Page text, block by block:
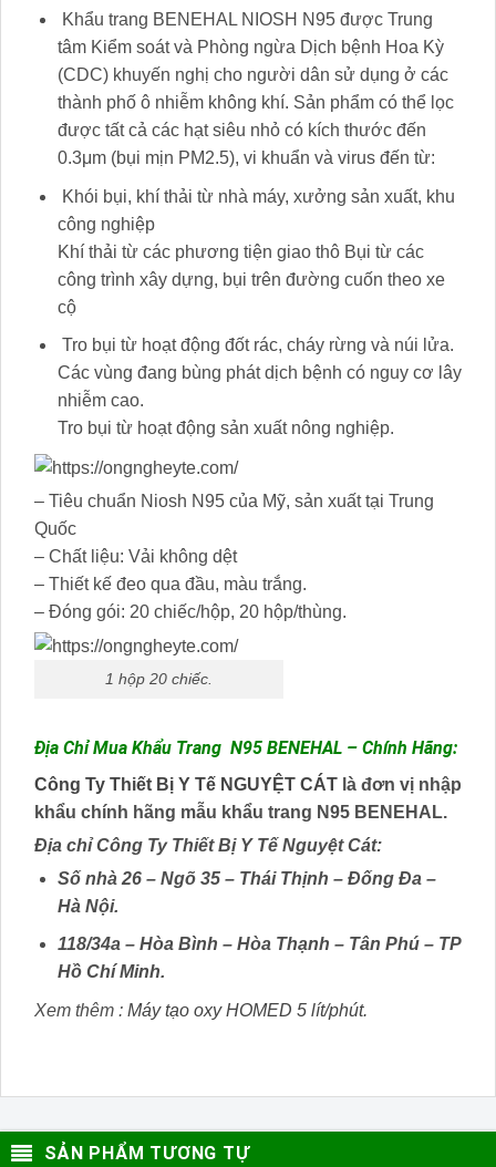
Khẩu trang BENEHAL NIOSH N95 được Trung
tâm Kiểm soát và Phòng ngừa Dịch bệnh Hoa Kỳ
(CDC) khuyến nghị cho người dân sử dụng ở các
thành phố ô nhiễm không khí. Sản phẩm có thể lọc
được tất cả các hạt siêu nhỏ có kích thước đến
0.3μm (bụi mịn PM2.5), vi khuẩn và virus đến từ:
Khói bụi, khí thải từ nhà máy, xưởng sản xuất, khu
công nghiệp
Khí thải từ các phương tiện giao thô Bụi từ các
công trình xây dựng, bụi trên đường cuốn theo xe
cộ
Tro bụi từ hoạt động đốt rác, cháy rừng và núi lửa.
Các vùng đang bùng phát dịch bệnh có nguy cơ lây
nhiễm cao.
Tro bụi từ hoạt động sản xuất nông nghiệp.
– Tiêu chuẩn Niosh N95 của Mỹ, sản xuất tại Trung
Quốc
– Chất liệu: Vải không dệt
– Thiết kế đeo qua đầu, màu trắng.
– Đóng gói: 20 chiếc/hộp, 20 hộp/thùng.
1 hộp 20 chiếc.
Địa Chỉ Mua Khẩu Trang N95 BENEHAL – Chính Hãng:
Công Ty Thiết Bị Y Tế NGUYỆT CÁT là đơn vị nhập
khẩu chính hãng mẫu khẩu trang N95 BENEHAL.
Địa chỉ Công Ty Thiết Bị Y Tế Nguyệt Cát:
Số nhà 26 – Ngõ 35 – Thái Thịnh – Đống Đa –
Hà Nội.
118/34a – Hòa Bình – Hòa Thạnh – Tân Phú – TP
Hồ Chí Minh.
Xem thêm : Máy tạo oxy HOMED 5 lít/phút.
SẢN PHẨM TƯƠNG TỰ